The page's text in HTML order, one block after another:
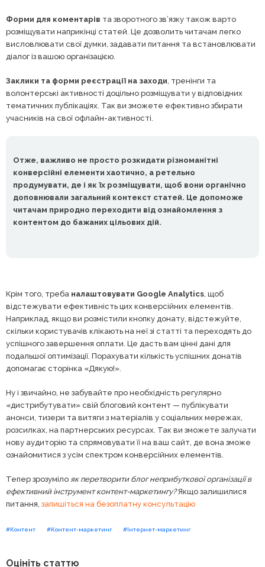
Форми для коментарів та зворотного зв’язку також варто
розміщувати наприкінці статей. Це дозволить читачам легко
висловлювати свої думки, задавати питання та встановлювати
діалог із вашою організацією.
Заклики та форми реєстрації на заходи , тренінги та
волонтерські активності доцільно розміщувати у відповідних
тематичних публікаціях. Так ви зможете ефективно збирати
учасників на свої офлайн-активності.
Отже, важливо не просто розкидати різноманітні
конверсійні елементи хаотично, а ретельно
продумувати, де і як їх розміщувати, щоб вони органічно
доповнювали загальний контекст статей. Це допоможе
читачам природно переходити від ознайомлення з
контентом до бажаних цільових дій.
Крім того, треба налаштовувати Google Analytics , щоб
відстежувати ефективність цих конверсійних елементів.
Наприклад, якщо ви розмістили кнопку донату, відстежуйте,
скільки користувачів клікають на неї зі статті та переходять до
успішного завершення оплати. Це дасть вам цінні дані для
подальшої оптимізації. Порахувати кількість успішних донатів
допомагає сторінка «Дякую!».
Ну і звичайно, не забувайте про необхідність регулярно
«дистрибутувати» свій блоговий контент — публікувати
анонси, тизери та витяги з матеріалів у соціальних мережах,
розсилках, на партнерських ресурсах. Так ви зможете залучати
нову аудиторію та спрямовувати її на ваш сайт, де вона зможе
ознайомитися з усім спектром конверсійних елементів.
Тепер зрозуміло як перетворити блог неприбуткової організації в
ефективний інструмент контент-маркетингу?Якщо залишилися
питання, запишіться на безоплатну консультацію
#Контент #Контент-маркетинг #Інтернет-маркетинг
Оцініть статтю